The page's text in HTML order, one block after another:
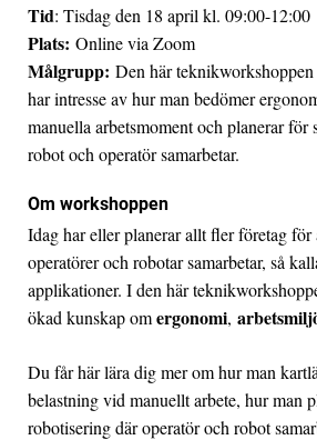
Tid: Tisdag den 18 april kl. 09:00-12:00
Plats: Online via Zoom
Målgrupp: Den här
har intresse av hur man bedömer
manuella arbetsmoment och planerar för
robot och operatör samarbetar.
Om workshoppen
Idag har eller planerar allt fler företag för
operatörer och robotar samarbetar, så
applikationer. I den här
ökad kunskap omergonomi,
Du får här lära dig mer om hur man
belastning vid manuellt arbete, hur man
robotisering där operatör och robot